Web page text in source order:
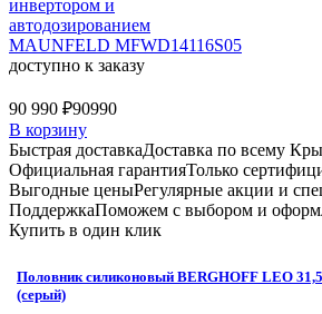
инвертором и
автодозированием
MAUNFELD MFWD14116S05
доступно к заказу
90 990 ₽90990
В корзину
Быстрая доставкаДоставка по всему
Официальная гарантияТолько
Выгодные ценыРегулярные акции и
ПоддержкаПоможем с выбором и
Купить в один клик
Половник силиконовый BERGHOFF LEO
(серый)